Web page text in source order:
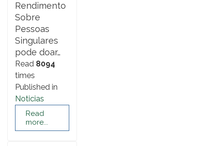
Rendimento
Sobre
Pessoas
Singulares
pode doar…
Read 8094
times
Published in
Noticias
Read
more...